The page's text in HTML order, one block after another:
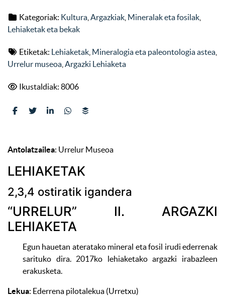
Kategoriak: Kultura Argazkiak Mineralak eta fosilak
Lehiaketak eta bekak
Etiketak: Lehiaketak Mineralogia eta paleontologia astea
Urrelur museoa Argazki Lehiaketa
Ikustaldiak: 8006
Antolatzailea: Urrelur Museoa
LEHIAKETAK
2,3,4 ostiratik igandera
“URRELUR” II. ARGAZKI
LEHIAKETA
Egun hauetan ateratako mineral eta fosil irudi ederrenak
sarituko dira. 2017ko lehiaketako argazki irabazleen
erakusketa.
Lekua: Ederrena pilotalekua (Urretxu)